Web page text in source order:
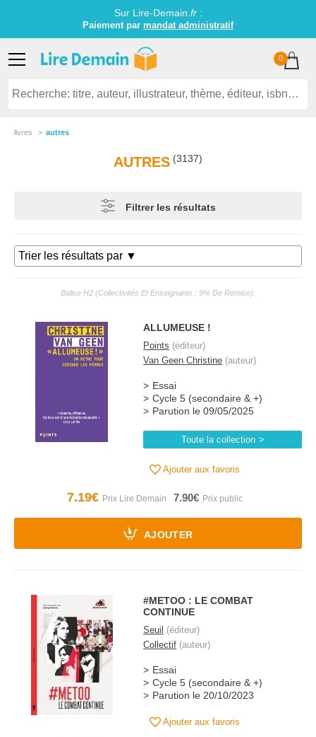
Sur Lire-Demain. fr:
Littérature jeunesse établissements scolaires
0
livres autres
AUTRES (3137)
Filtrer les résultats
Balise H2 (collectivités Et Enseignants : 9% De Remise).
ALLUMEUSE !
Points (éditeur)
Van Geen Christine (auteur)
Essai
Cycle 5 (secondaire & +)
Parution le 09/05/2025
Toute la collection
Ajouter aux favoris
7.19€ 7.90€
AJOUTER
#METOO : LE COMBAT
CONTINUE
Seuil (éditeur)
Collectif (auteur)
Essai
Cycle 5 (secondaire & +)
Parution le 20/10/2023
Ajouter aux favoris